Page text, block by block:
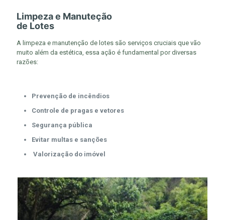
Limpeza e Manuteção
de Lotes
A limpeza e manutenção de lotes são serviços cruciais que vão
muito além da estética, essa ação é fundamental por diversas
razões:
Prevenção de incêndios
⁠Controle de pragas e vetores
⁠Segurança pública
⁠Evitar multas e sanções
⁠ Valorização do imóvel